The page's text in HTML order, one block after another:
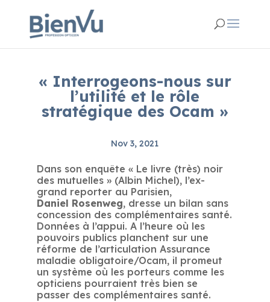
« Interrogeons-nous sur
l’utilité et le rôle
stratégique des Ocam »
Nov 3, 2021
Dans son enquête « Le livre (très) noir
des mutuelles » (Albin Michel), l’ex-
grand reporter au Parisien,
Daniel Rosenweg, dresse un bilan sans
concession des complémentaires santé.
Données à l’appui. A l’heure où les
pouvoirs publics planchent sur une
réforme de l’articulation Assurance
maladie obligatoire/Ocam, il promeut
un système où les porteurs comme les
opticiens pourraient très bien se
passer des complémentaires santé.